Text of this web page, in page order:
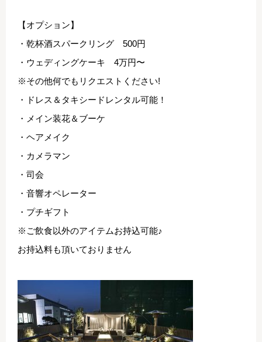
【オプション】
・乾杯酒スパークリング 500円
・ウェディングケーキ 4万円〜
※その他何でもリクエストください!
・ドレス＆タキシードレンタル可能！
・メイン装花＆ブーケ
・ヘアメイク
・カメラマン
・司会
・音響オペレーター
・プチギフト
※ご飲食以外のアイテムお持込可能♪
お持込料も頂いておりません